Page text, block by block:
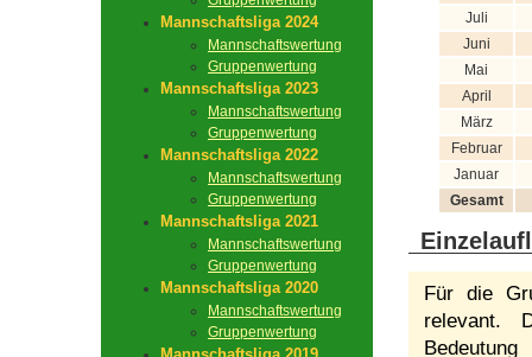
Mannschaftsliga 2024
Mannschaftswertung
Gruppenwertung
Mannschaftsliga 2023
Mannschaftswertung
Gruppenwertung
Mannschaftsliga 2022
Mannschaftswertung
Gruppenwertung
Mannschaftsliga 2021
Mannschaftswertung
Gruppenwertung
Mannschaftsliga 2020
Mannschaftswertung
Gruppenwertung
Juli
Juni
Mai
April
März
Februar
Januar
Gesamt
Für die
relevant.